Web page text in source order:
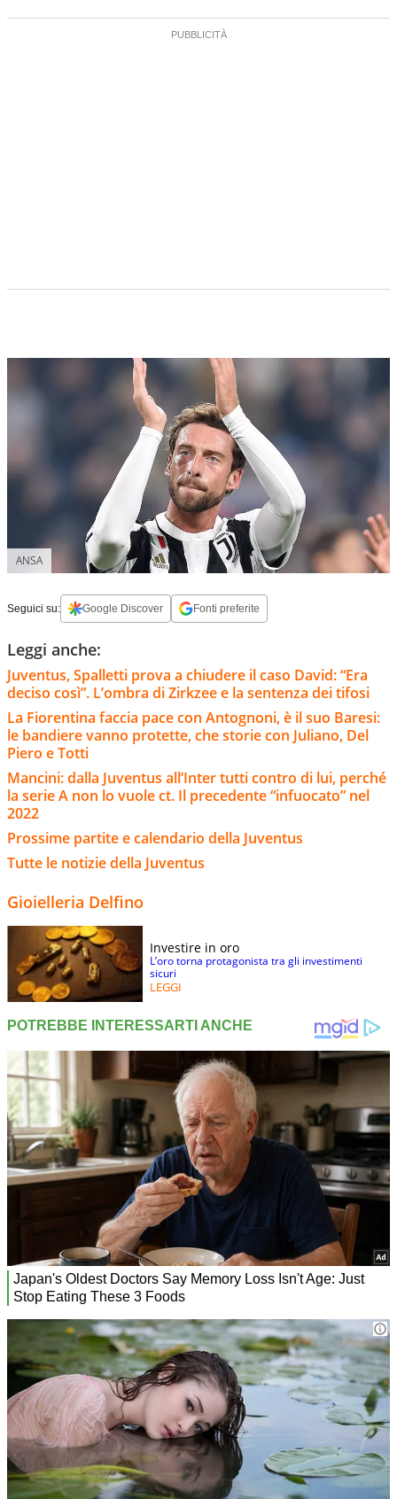
ANSA
Seguici su: Google Discover Fonti preferite
Leggi anche:
Juventus, Spalletti prova a chiudere il caso David: “Era
deciso così”. L’ombra di Zirkzee e la sentenza dei tifosi
La Fiorentina faccia pace con Antognoni, è il suo Baresi:
le bandiere vanno protette, che storie con Juliano, Del
Piero e Totti
Mancini: dalla Juventus all’Inter tutti contro di lui, perché
la serie A non lo vuole ct. Il precedente “infuocato” nel
2022
Prossime partite e calendario della Juventus
Tutte le notizie della Juventus
Gioielleria Delfino
Investire in oro
L’oro torna protagonista tra gli investimenti
sicuri
LEGGI